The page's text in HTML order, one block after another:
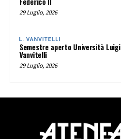
29 Luglio, 2026
L. VANVITELLI
Semestre aperto Università Luigi
Vanvitelli
29 Luglio, 2026